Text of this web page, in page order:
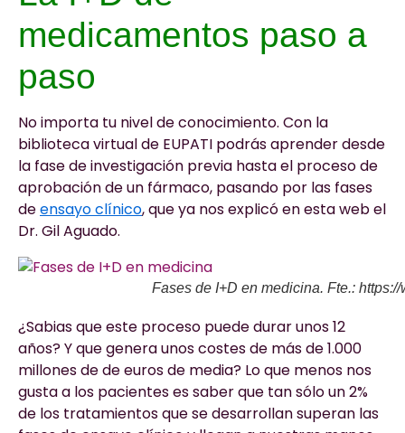
medicamentos paso a
paso
No importa tu nivel de conocimiento. Con la
biblioteca virtual de EUPATI podrás aprender desde
la fase de investigación previa hasta el proceso de
aprobación de un fármaco, pasando por las fases
deensayo clínico, que ya nos explicó en esta web el
Dr. Gil Aguado.
Fases de I+D en medicina. Fte.:
¿Sabias que este proceso puede durar unos 12
años? Y que genera unos costes de más de 1.000
millones de de euros de media? Lo que menos nos
gusta a los pacientes es saber que tan sólo un 2%
de los tratamientos que se desarrollan superan las